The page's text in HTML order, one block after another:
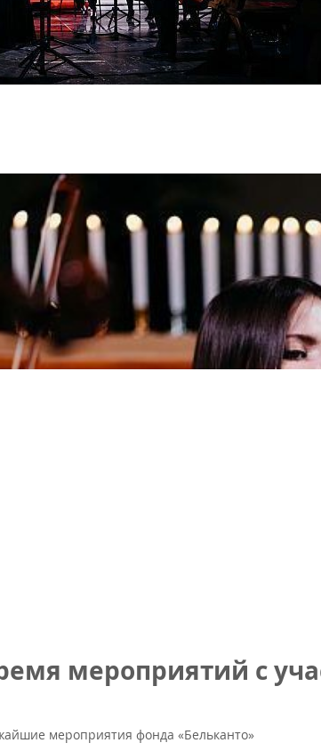
мероприятий с
мероприятия фонда «Бельканто»